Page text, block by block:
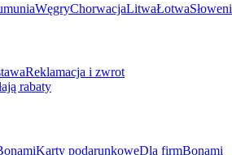
WęgryChorwacjaLitwaŁotwa
Reklamacja i zwrot
rabaty
Karty podarunkoweDla firmBonami